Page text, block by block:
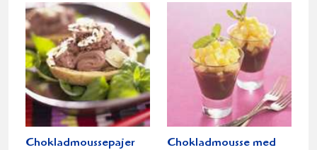
Chokladmoussepajer
Chokladmousse med